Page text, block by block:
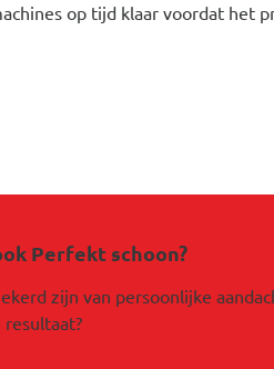
op tijd klaar voordat het
Perfekt schoon?
zijn van persoonlijke